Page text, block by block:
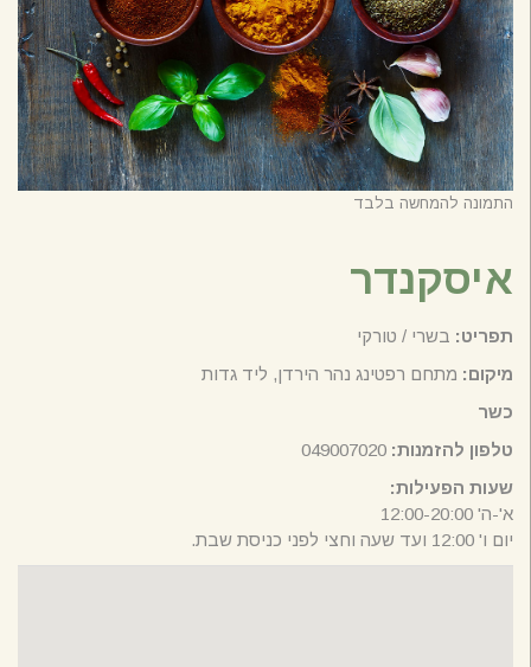
התמונה להמחשה בלבד
איסקנדר
תפריט: בשרי / טורקי
מיקום: מתחם רפטינג נהר הירדן, ליד גדות
כשר
טלפון להזמנות: 049007020
שעות הפעילות:
א'-ה' 12:00-20:00
יום ו' 12:00 ועד שעה וחצי לפני כניסת שבת.